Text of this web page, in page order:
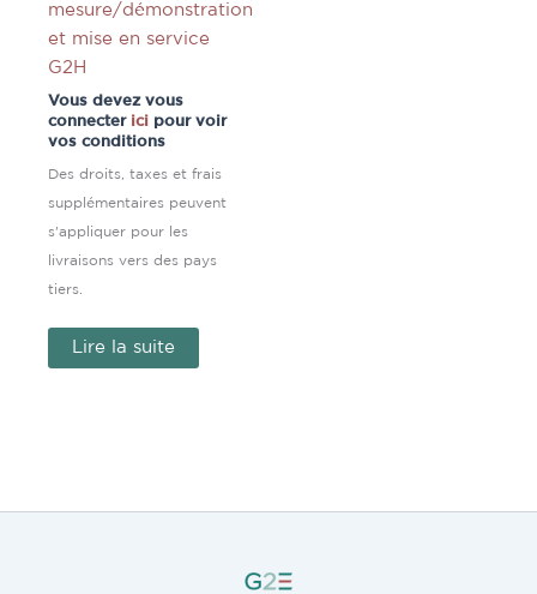
mesure/démonstration
et mise en service
G2H
Vous devez vous
connecter ici pour voir
vos conditions
Des droits, taxes et frais
supplémentaires peuvent
s'appliquer pour les
livraisons vers des pays
tiers.
Lire la suite